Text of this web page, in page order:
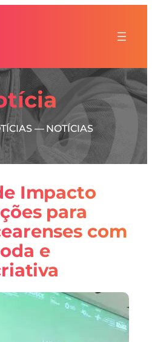
— NOTÍCIAS
Impacto
para
com
e